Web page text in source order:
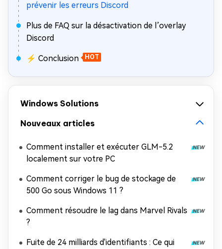
prévenir les erreurs Discord
Plus de FAQ sur la désactivation de l’overlay
Discord
⚡ Conclusion HOT
Windows Solutions
Nouveaux articles
Comment installer et exécuter GLM-5.2
localement sur votre PC
Comment corriger le bug de stockage de
500 Go sous Windows 11 ?
Comment résoudre le lag dans Marvel Rivals
?
Fuite de 24 milliards d'identifiants : Ce qui